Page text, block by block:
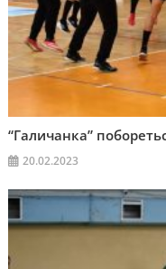
“Галичанка”
20.02.2023